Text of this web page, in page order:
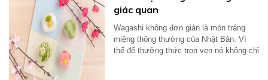
giác quan
Wagashi không đơn giản là món tráng
miệng thông thường của Nhật Bản. Vì
thế để thưởng thức trọn vẹn nó không chỉ